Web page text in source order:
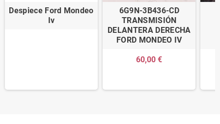
Despiece Ford Mondeo
Iv
6G9N-3B436-CD
TRANSMISIÓN
DELANTERA DERECHA
FORD MONDEO IV
60,00 €